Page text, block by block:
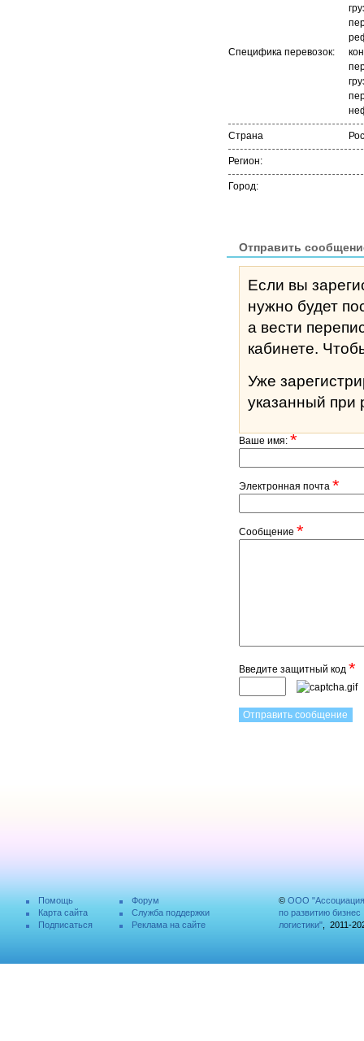
Специфика перевозок:
Страна
Регион:
Город:
Отправить
Если вы
нужно будет
а вести
Уже
указанный при
Ваше имя:*
Электронная почта *
Сообщение *
Введите защитный код *
Помощь
Карта сайта
Подписаться
Форум
Служба поддержки
Реклама на сайте
© ООО "Ассоциация
по развитию бизнес
логистики", 2011-